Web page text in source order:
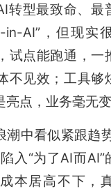
转型最致命、最
in-AI”，但现实
试点能跑通，一
不见效；工具够
点，业务毫无变
潮中看似紧跟趋
入“为了AI而
本居高不下，